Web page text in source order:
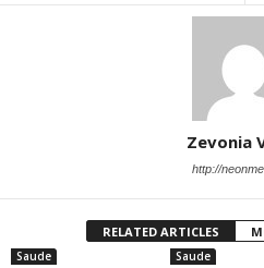
Zevonia
http://
RELATED ARTICLES
Saude Saude